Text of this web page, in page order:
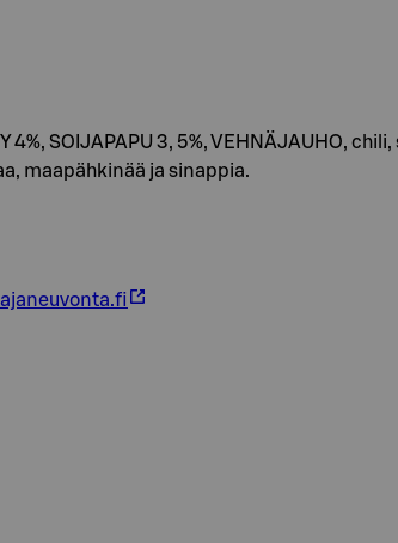
4%, SOIJAPAPU 3, 5%, VEHNÄJAUHO,
maapähkinää ja sinappia.